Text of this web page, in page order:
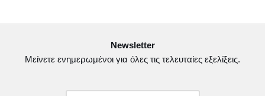
k
ε
Newsletter
Μείνετε ενημερωμένοι για όλες τις τελευταίες εξελίξεις.